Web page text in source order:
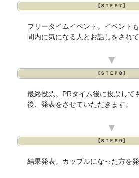
【ＳＴＥＰ７】
フリータイムイベント。イベント
間内に気になる人とお話しをされて
▼
【ＳＴＥＰ８】
最終投票。PRタイム後に投票して
後、発表をさせていただきます。
▼
【ＳＴＥＰ９】
結果発表。カップルになった方を発